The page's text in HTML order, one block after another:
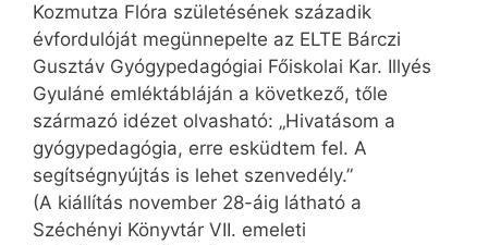
Kozmutza Flóra születésének századik
évfordulóját megünnepelte az ELTE Bárczi
Gusztáv Gyógypedagógiai Főiskolai Kar. Illyés
Gyuláné emléktábláján a következő, tőle
származó idézet olvasható: „Hivatásom a
gyógypedagógia, erre esküdtem fel. A
segítségnyújtás is lehet szenvedély.”
(A kiállítás november 28-áig látható a
Széchényi Könyvtár VII. emeleti